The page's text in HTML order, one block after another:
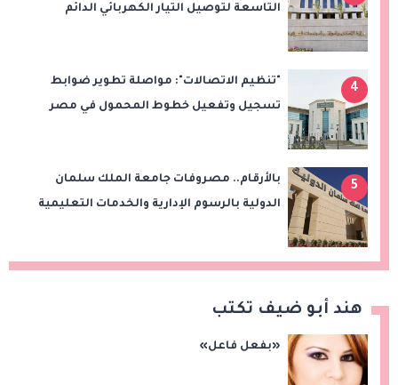
التاسعة لتوصيل التيار الكهربائي الدائم
4
"تنظيم الاتصالات": مواصلة تطوير ضوابط
تسجيل وتفعيل خطوط المحمول في مصر
5
بالأرقام.. مصروفات جامعة الملك سلمان
الدولية بالرسوم الإدارية والخدمات التعليمية
هند أبو ضيف تكتب
«بفعل فاعل»